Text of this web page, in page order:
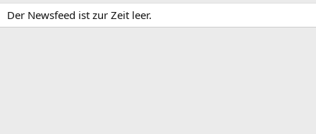
Der Newsfeed ist zur Zeit leer.